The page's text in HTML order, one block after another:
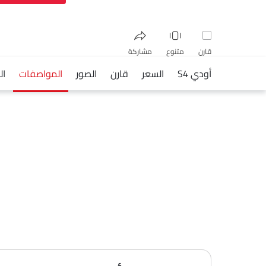
قارن متنوع مشاركة
فيسبوك واتساب
أودي S4 السعر قارن الصور المواصفات